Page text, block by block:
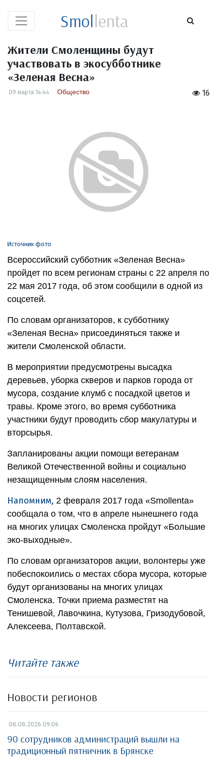
Smollenta
Жители Смоленщины будут
участвовать в экосубботнике
«Зеленая Весна»
16
09 марта 14:44 Общество
Источник фото
Всероссийский субботник «Зеленая Весна»
пройдет по всем регионам страны с 22 апреля по
22 мая 2017 года, об этом сообщили в одной из
соцсетей.
По словам организаторов, к субботнику
«Зеленая Весна» присоединяться также и
жители Смоленской области.
В мероприятии предусмотрены высадка
деревьев, уборка скверов и парков города от
мусора, создание клумб с посадкой цветов и
травы. Кроме этого, во время субботника
участники будут проводить сбор макулатуры и
вторсырья.
Запланированы акции помощи ветеранам
Великой Отечественной войны и социально
незащищенным слоям населения.
Напомним, 2 февраля 2017 года «Smollenta»
сообщала о том, что в апреле нынешнего года
на многих улицах Смоленска пройдут «Большие
эко-выходные».
По словам организаторов акции, волонтеры уже
побеспокоились о местах сбора мусора, которые
будут организованы на многих улицах
Смоленска. Точки приема разместят на
Тенишевой, Лавочкина, Кутузова, Гризодубовой,
Алексеева, Полтавской.
Читайте также
Новости регионов
08.08.2026 09:06
90 сотрудников администраций вышли на
традиционный пятничник в Брянске